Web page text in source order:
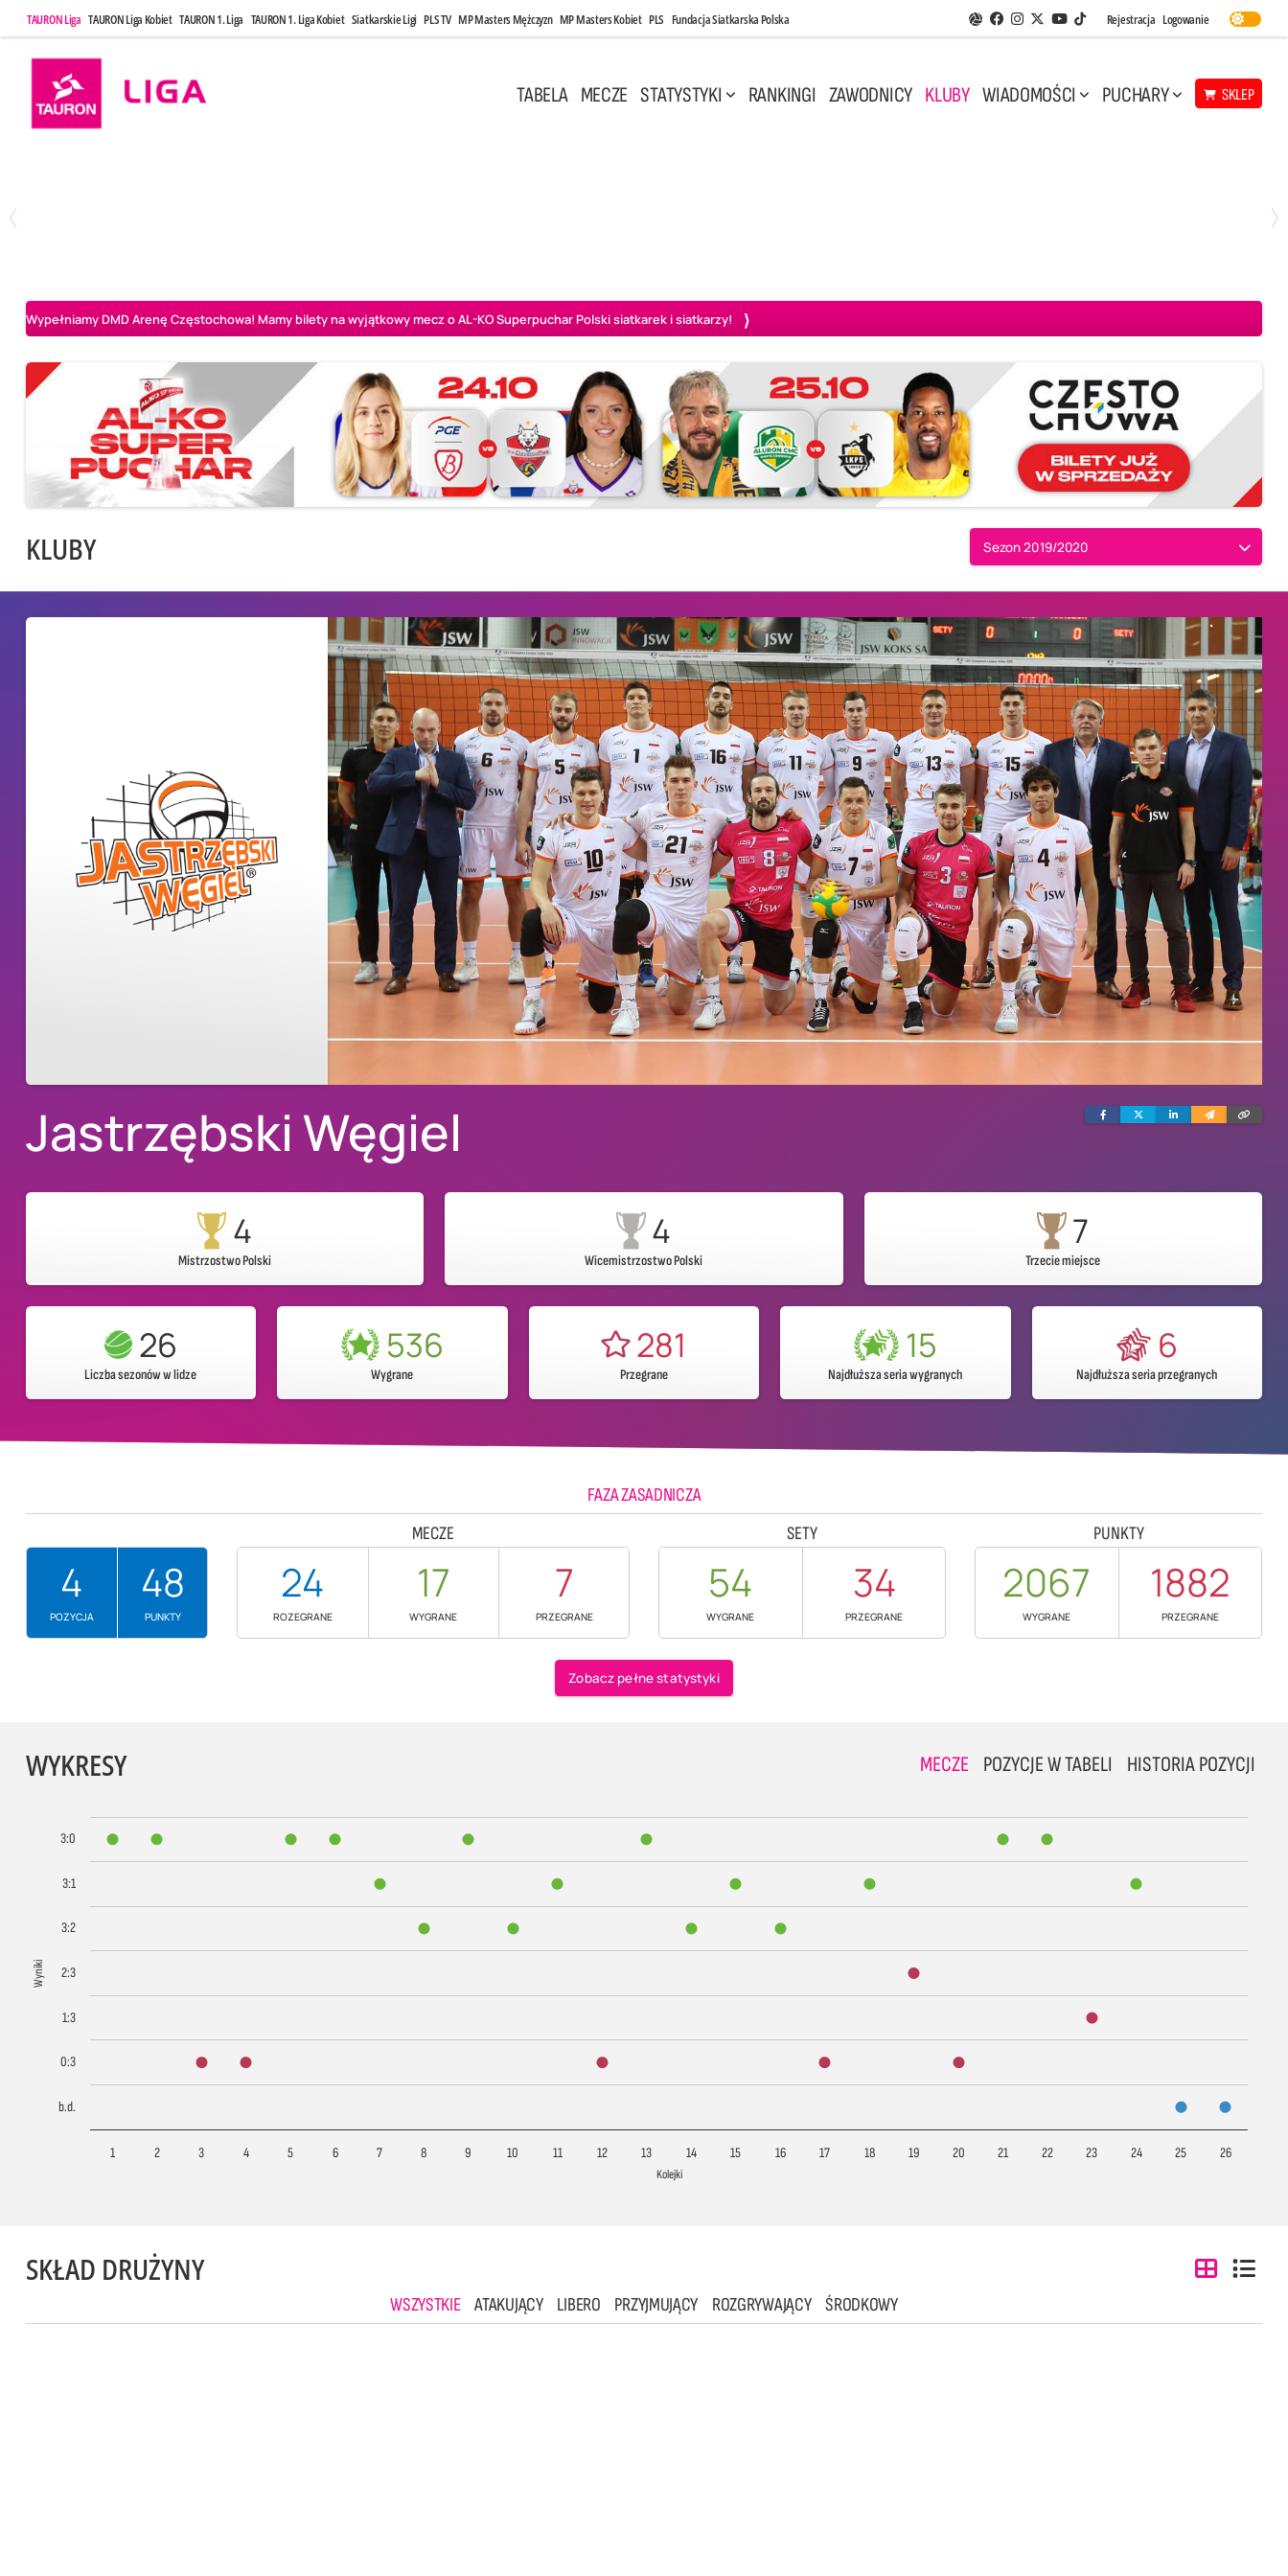
TAURON Liga TAURON Liga Kobiet TAURON 1. Liga TAURON 1. Liga Kobiet Siatkarskie Ligi PLS TV MP Masters Mężczyzn MP Masters Kobiet PLS Fundacja Siatkarska Polska Aplikacja Siatkarskie Ligi
Facebook
Instagram
Twitter
Youtube
TikTok
Rejestracja Logowanie
TABELA MECZE STATYSTYKI RANKINGI ZAWODNICY KLUBY WIADOMOŚCI PUCHARY SKLEP
Wypełniamy DMD Arenę Częstochowa! Mamy bilety na wyjątkowy mecz o AL-KO Superpuchar Polski siatkarek i siatkarzy!
KLUBY Sezon 2019/2020
Jastrzębski Węgiel FacebookTwitterLinkedinWyślij
e-
link
4
Mistrzostwo Polski
4
Wicemistrzostwo Polski
7
Trzecie miejsce
26
Liczba sezonów w lidze
536
Wygrane
281
Przegrane
15
Najdłuższa seria wygranych
6
Najdłuższa seria przegranych
FAZA ZASADNICZA
4
POZYCJA
48
PUNKTY
MECZE
24
ROZEGRANE
17
WYGRANE
7
PRZEGRANE
SETY
54
WYGRANE
34
PRZEGRANE
PUNKTY
2067
WYGRANE
1882
PRZEGRANE
Zobacz pełne statystyki
WYKRESY MECZE POZYCJE W TABELI HISTORIA POZYCJI
Kolejki
Wyniki
1 2 3 4 5 6 7 8 9 10 11 12 13 14 15 16 17 18 19 20 21 22 23 24 25 26
b.d.
0:3
1:3
2:3
3:2
3:1
3:0
SKŁAD DRUŻYNY
WSZYSTKIE ATAKUJĄCY LIBERO PRZYJMUJĄCY ROZGRYWAJĄCY ŚRODKOWY